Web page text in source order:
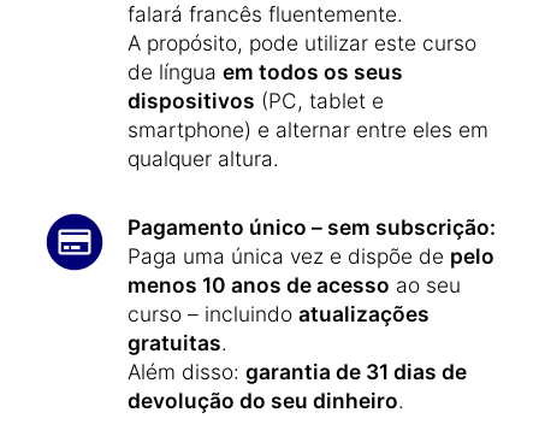
falará francês fluentemente.
A propósito, pode utilizar este curso
de língua em todos os seus
dispositivos (PC, tablet e
smartphone) e alternar entre eles em
qualquer altura.
Pagamento único – sem subscrição:
Paga uma única vez e dispõe de pelo
menos 10 anos de acesso ao seu
curso – incluindo atualizações
gratuitas.
Além disso: garantia de 31 dias de
devolução do seu dinheiro.